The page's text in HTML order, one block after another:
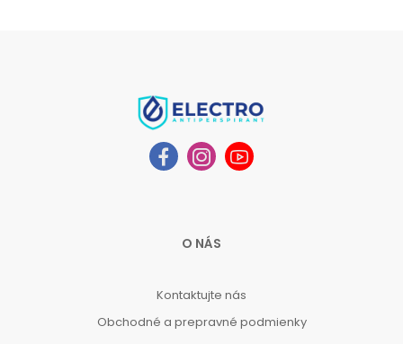
O NÁS
Kontaktujte nás
Obchodné a prepravné podmienky